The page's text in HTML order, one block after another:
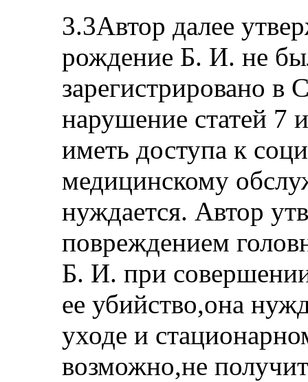
3.3Автор далее
рождение Б. И. не
зарегистрировано в
нарушение статей 7
иметь доступа к
медицинскому
нуждается. Автор
повреждением
Б. И. при
ее убийство,она
уходе и
возможно,не